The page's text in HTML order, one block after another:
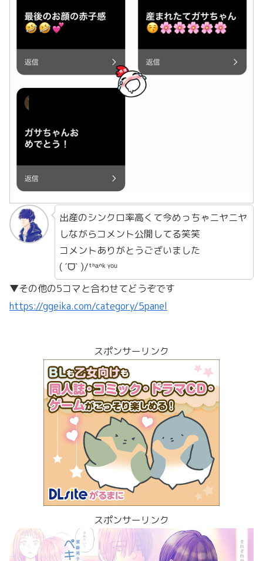
出産のシンクロ率高くて今めっちゃニヤニヤ
しながらコメント公開してる笑笑
コメントありがとうございました
( ˊᗜˋ )/ᵗᑋᵃᐢᵏ ᵞᵒᵘ
▼その他の5コマと合わせてどうぞです
https://ggeika.com/category/5panel
スポンサーリンク
スポンサーリンク